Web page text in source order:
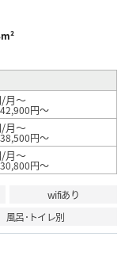
月～
円～
月～
円～
月～
円～
wifiあり
風呂･トイレ別